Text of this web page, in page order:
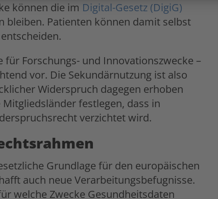
können die im Digital-Gesetz (DigiG)
bleiben. Patienten können damit selbst
für Forschungs- und Innovationszwecke –
vor. Die Sekundärnutzung ist also
Widerspruch dagegen erhoben
festlegen, dass in
verzichtet wird.
Grundlage für den europäischen
auch neue Verarbeitungsbefugnisse.
welche Zwecke Gesundheitsdaten